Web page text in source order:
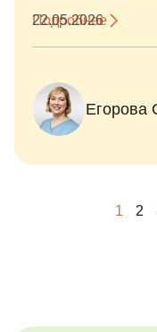
лечения
лечения. Даже в
находила
отношение —
Подробнее
22.05.2026
Егорова
1 2